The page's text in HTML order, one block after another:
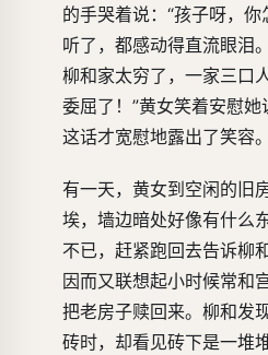
的手哭着说：“孩子呀，
听了，都感动得直流眼泪
柳和家太穷了，一家三口
委屈了！”黄女笑着安慰
这话才宽慰地露出了笑容。
有一天，黄女到空闲的旧
埃，墙边暗处好像有什么
不已，赶紧跑回去告诉柳
因而又联想起小时候常和
把老房子赎回来。柳和发
砖时，却看见砖下是一堆